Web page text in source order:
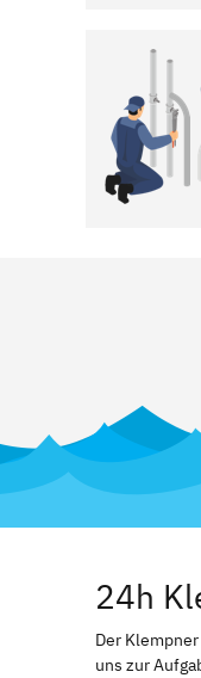
24h
Der
uns zur